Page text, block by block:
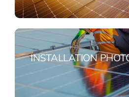
INSTALLATION